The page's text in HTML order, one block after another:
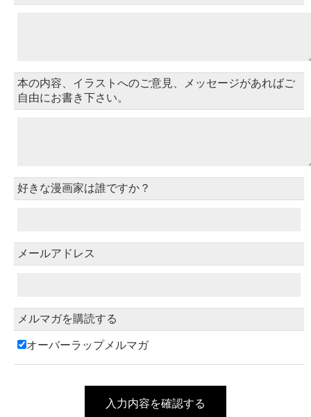
本の内容、イラストへのご意見、メッセージがあればご
自由にお書き下さい。
好きな漫画家は誰ですか？
メールアドレス
メルマガを購読する
オーバーラップメルマガ
入力内容を確認する